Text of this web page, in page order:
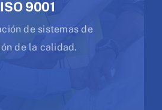
ISO 9001
de sistemas de
de la calidad.